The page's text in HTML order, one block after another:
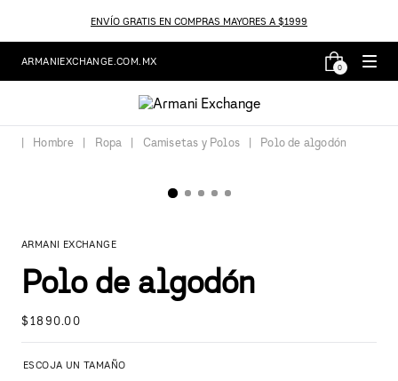
ENVÍO GRATIS EN COMPRAS MAYORES A $1999
ARMANIEXCHANGE.COM.MX 0
Hombre Ropa Camisetas y Polos Polo de algodón
ARMANI EXCHANGE
Polo de algodón
$1890.00